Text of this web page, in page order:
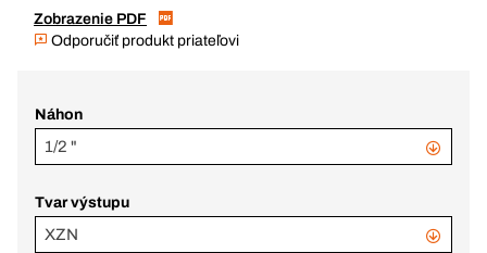
Zobrazenie PDF
Odporučiť produkt priateľovi
Náhon
1/2 "
Tvar výstupu
XZN